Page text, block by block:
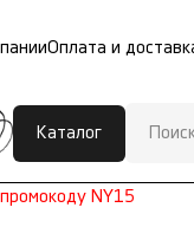
Оплата и
Каталог
NY15